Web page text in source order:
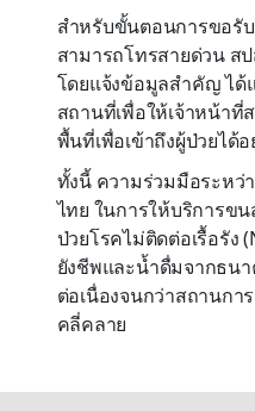
สำหรับขั้นตอนการขอรั
สามารถโทรสายด่วน ส
โดยแจ้งข้อมูลสำคัญ ได้
สถานที่เพื่อให้เจ้าหน้า
พื้นที่เพื่อเข้าถึงผู้ป่วยได้
ทั้งนี้ ความร่วมมือระหว่
ไทย ในการให้บริการข
ป่วยโรคไม่ติดต่อเรื้อรัง
ยังชีพและน้ำดื่มจากธนา
ต่อเนื่องจนกว่าสถานก
คลี่คลาย